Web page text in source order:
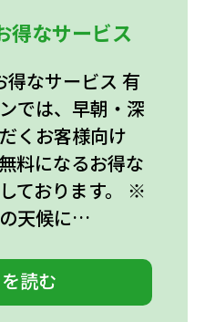
得なサービス
得なサービス 有
では、早朝・深
くお客様向け
料になるお得な
ております。 ※
天候に…
読む